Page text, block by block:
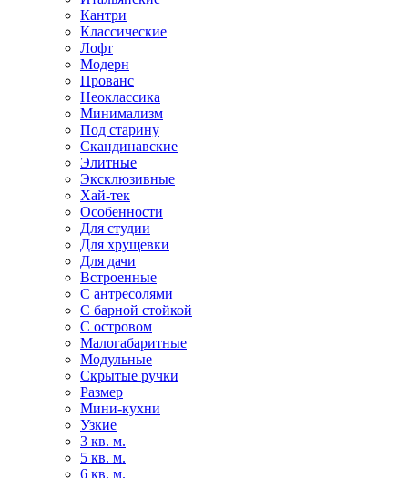
Кантри
Классические
Лофт
Модерн
Прованс
Неоклассика
Минимализм
Под старину
Скандинавские
Элитные
Эксклюзивные
Хай-тек
Особенности
Для студии
Для хрущевки
Для дачи
Встроенные
С антресолями
С барной стойкой
С островом
Малогабаритные
Модульные
Скрытые ручки
Размер
Мини-кухни
Узкие
3 кв. м.
5 кв. м.
6 кв. м.